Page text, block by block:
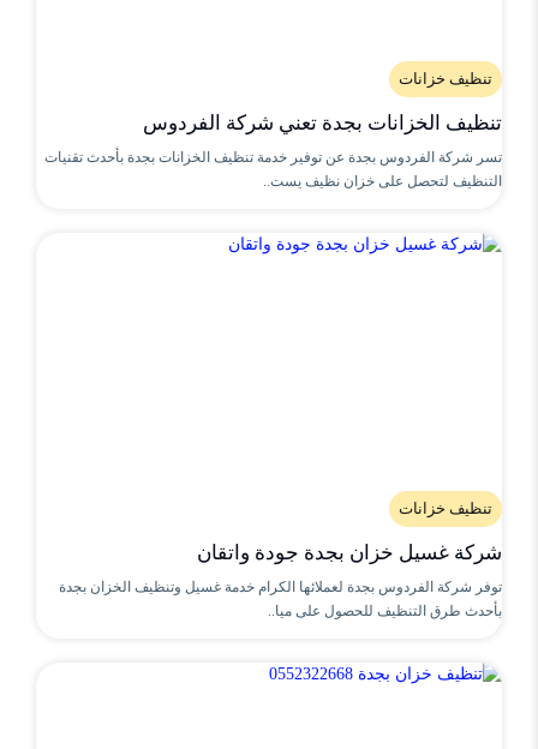
تنظيف خزانات
تنظيف الخزانات بجدة تعني شركة الفردوس
تسر شركة الفردوس بجدة عن توفير خدمة تنظيف الخزانات بجدة بأحدث تقنيات
التنظيف لتحصل على خزان نظيف يست..
تنظيف خزانات
شركة غسيل خزان بجدة جودة واتقان
توفر شركة الفردوس بجدة لعملائها الكرام خدمة غسيل وتنظيف الخزان بجدة
بأحدث طرق التنظيف للحصول على ميا..